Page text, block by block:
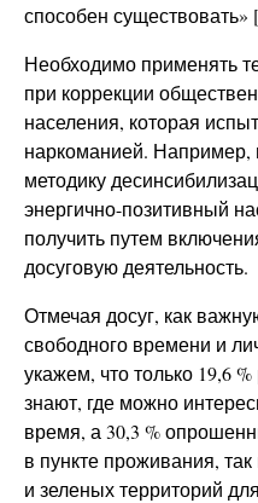
способен существовать»
Необходимо применять
при коррекции
населения, которая
наркоманией. Например,
методику
энергично-позитивный
получить путем
досуговую деятельность.
Отмечая досуг, как
свободного времени и
укажем, что только 19,6
знают, где можно
время, а 30,3 %
в пункте проживания,
и зеленых территорий